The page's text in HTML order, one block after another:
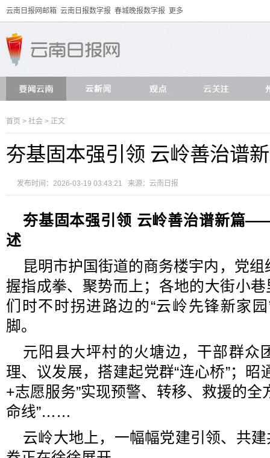
云南日报网邮箱 云南日报数字报 春城晚报数字报 更多
首页 > 社会 > 正文
夯基固本强引领 云岭善治谱
发布时间：2026-03-19 03:43:21 来源： 云南日报
夯基固本强引领 云岭善治谱新篇
述
昆明市护国街道的商务楼宇内，党
握指成拳、聚势而上；各地的大街小
们时不时拐进路边的“云岭先锋新家
脚。
元阳县大坪村的火塘边，干部群众
理、议发展，搭建起党群“连心桥”；昭
+志愿服务”实现预警、转移、救援的全
命线”……
云岭大地上，一幅幅党建引领、共